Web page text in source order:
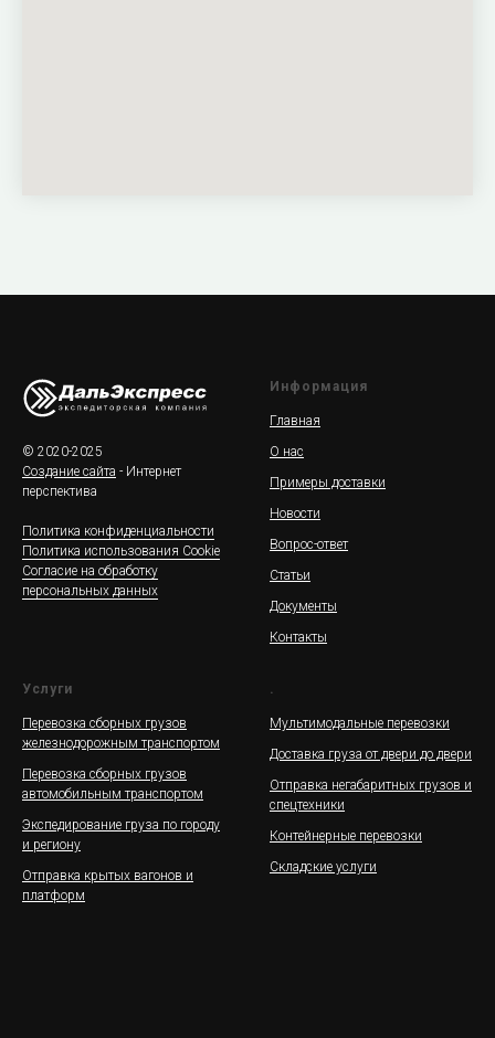
© 2020-2025
Создание сайта - Интернет
перспектива
Политика конфиденциальности
Политика использования Cookie
Согласие на обработку
персональных данных
Информация
Главная
О нас
Примеры доставки
Новости
Вопрос-ответ
Статьи
Документы
Контакты
Услуги
Перевозка сборных грузов
железнодорожным транспортом
Перевозка сборных грузов
автомобильным транспортом
Экспедирование груза по городу
и региону
Отправка крытых вагонов и
платформ
.
Мультимодальные перевозки
Доставка груза от двери до двери
Отправка негабаритных грузов и
спецтехники
Контейнерные перевозки
Складские услуги